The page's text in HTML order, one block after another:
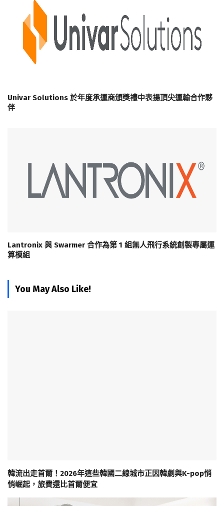
Univar Solutions 於年度承運商頒獎禮中表揚頂尖運輸合作夥
伴
Lantronix 與 Swarmer 合作為第 1 組無人飛行系統創製專屬運
算模組
You May Also Like!
韓流出走首爾！2026年這些韓國二線城市正因韓劇與K-pop悄
悄崛起，旅費還比首爾便宜